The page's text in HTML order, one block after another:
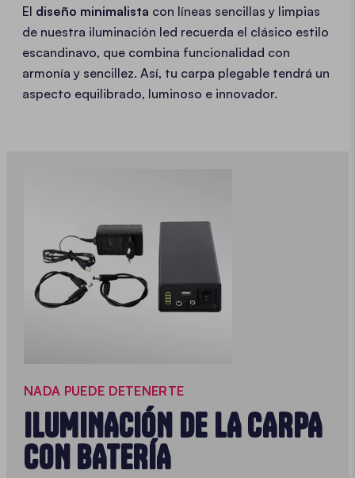
El diseño minimalista con líneas sencillas y limpias
de nuestra iluminación led recuerda el clásico estilo
escandinavo, que combina funcionalidad con
armonía y sencillez. Así, tu carpa plegable tendrá un
aspecto equilibrado, luminoso e innovador.
NADA PUEDE DETENERTE
ILUMINACIÓN DE LA CARPA
CON BATERÍA